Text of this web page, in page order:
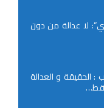
لا عدالة من دون
: الحقيقة و العدالة